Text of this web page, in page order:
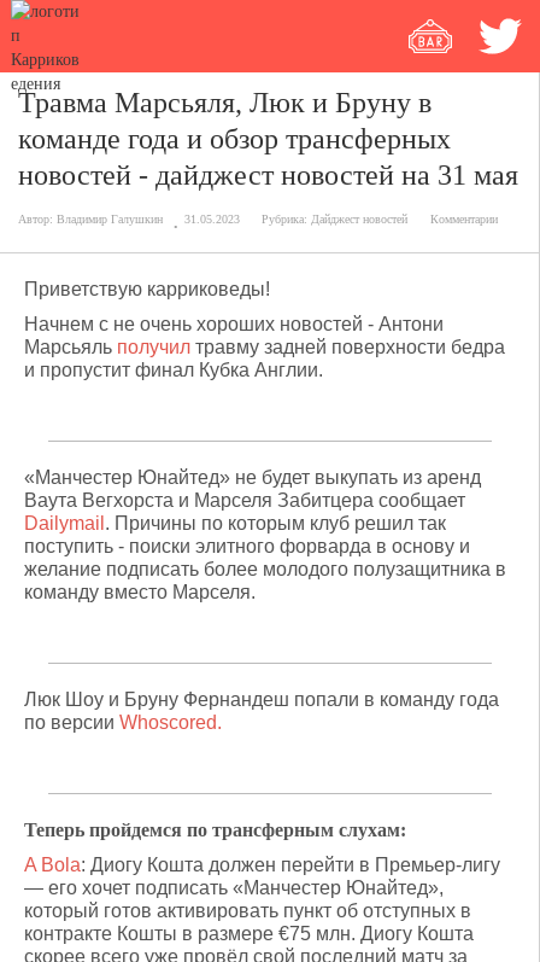
Травма Марсьяля, Люк и Бруну в
команде года и обзор трансферных
новостей - дайджест новостей на 31 мая
Автор: Владимир Галушкин 31.05.2023 Рубрика: Дайджест новостей Комментарии
Приветствую карриковеды!
Начнем с не очень хороших новостей - Антони
Марсьяль получил травму задней поверхности бедра
и пропустит финал Кубка Англии.
«Манчестер Юнайтед» не будет выкупать из аренд
Ваута Вегхорста и Марселя Забитцера сообщает
Dailymail . Причины по которым клуб решил так
поступить - поиски элитного форварда в основу и
желание подписать более молодого полузащитника в
команду вместо Марселя.
Люк Шоу и Бруну Фернандеш попали в команду года
по версии Whoscored.
Теперь пройдемся по трансферным слухам:
A Bola: Диогу Кошта должен перейти в Премьер-лигу
— его хочет подписать «Манчестер Юнайтед»,
который готов активировать пункт об отступных в
контракте Кошты в размере €75 млн. Диогу Кошта
скорее всего уже провёл свой последний матч за